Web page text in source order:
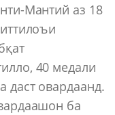
Мантий аз 18
40 медали
даст овардаанд.
ба